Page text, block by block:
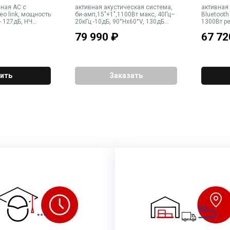
АС с
127дБ, НЧ
XLR pass-
54
активная акустическая система,
би-амп,15"+1",1100Вт макс, 40Гц–
20кГц -10дБ, 90°Hx60°V, 130дБ
вес 27,7кг, двойной стакан
79 990 ₽
Заказать
Bluetooth 5.0
1300Вт
mic/line,
67